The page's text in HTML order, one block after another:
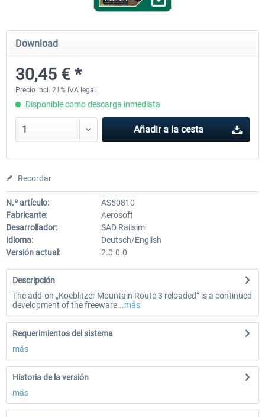
Koeblitzer Mountain Route 3 reloaded
30,45 € *
VirtualTracks - Ringbahn
Download
30,45 € *
Precio incl. 21% IVA legal
Disponible como descarga inmediata
Añadir a la cesta
Recordar
N.º artículo:
AS50810
Fabricante:
Aerosoft
Desarrollador:
SAD Railsim
Idioma:
Deutsch/English
Versión actual:
2.0.0.0
Descripción
The add-on „Koeblitzer Mountain Route 3 reloaded“ is a continued
development of the freeware...más
Requerimientos del sistema
más
Historia de la versión
más